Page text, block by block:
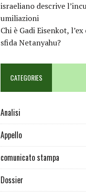
israeliano descrive
umiliazioni
Chi è Gadi Eisenkot,
sfida Netanyahu?
CATEGORIES
Analisi
Appello
comunicato stampa
Dossier